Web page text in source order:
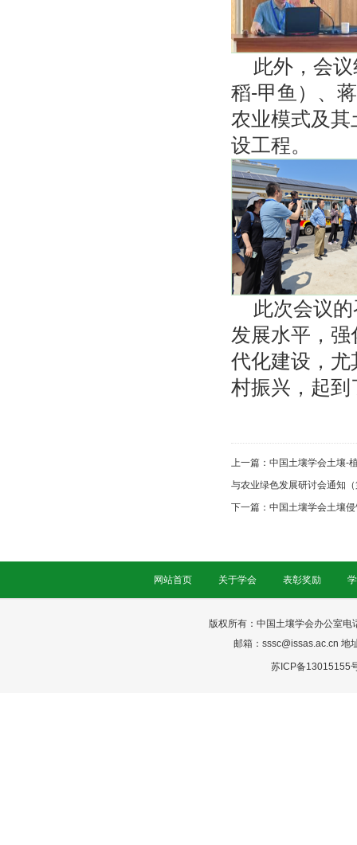
此外，会
稻-甲鱼）、
农业模式及
设工程。
此次会议
发展水平，
代化建设，
村振兴，起
上一篇： 中国土壤学会土壤-
与农业绿色发展研讨会通知
下一篇： 中国土壤学会土壤
网站首页 关于学会 表彰奖励
版权所有：中国土壤学会办公室
邮箱：sssc@issas.ac.cn 地
苏ICP备13015155